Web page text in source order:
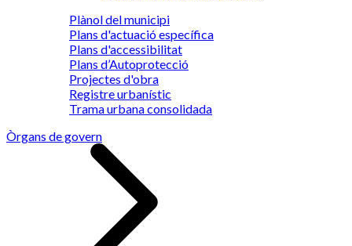
Plànol del municipi
Plans d'actuació específica
Plans d'accessibilitat
Plans d’Autoprotecció
Projectes d'obra
Registre urbanístic
Trama urbana consolidada
Òrgans de govern